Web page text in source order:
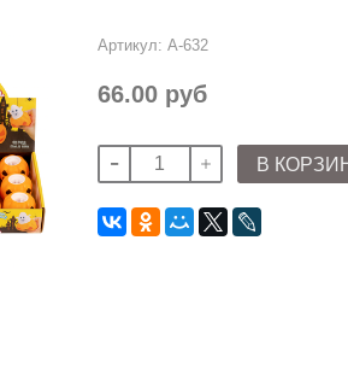
Артикул: A-632
66.00 руб
В